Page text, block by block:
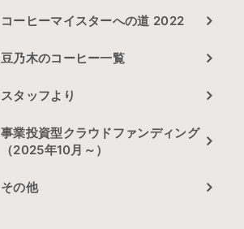
コーヒーマイスターへの道 2022
豆乃木のコーヒー一覧
スタッフより
事業投資型クラウドファンディング
（2025年10月～）
その他